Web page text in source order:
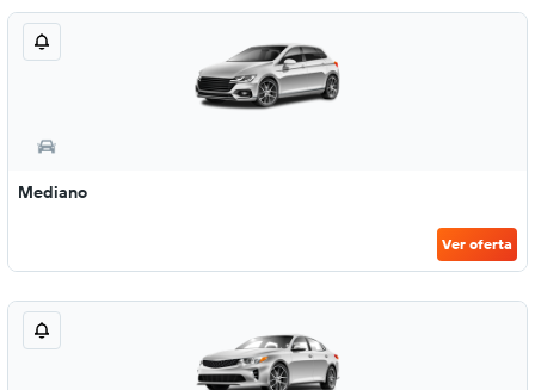
Mediano
Ver oferta